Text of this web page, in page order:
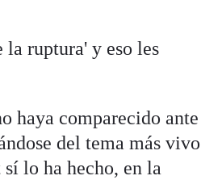
la ruptura' y eso les
haya comparecido ante
del tema más vivo
lo ha hecho, en la